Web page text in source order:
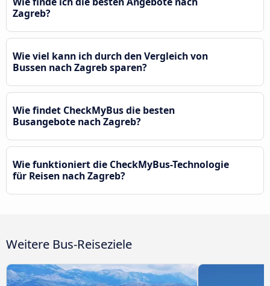
Zagreb?
Wie viel kann ich durch den Vergleich von
Bussen nach Zagreb sparen?
Wie findet CheckMyBus die besten
Busangebote nach Zagreb?
Wie funktioniert die CheckMyBus-Technologie
für Reisen nach Zagreb?
Weitere Bus-Reiseziele